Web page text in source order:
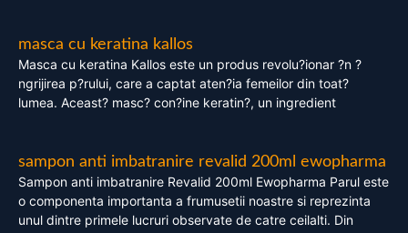
masca cu keratina kallos
Masca cu keratina Kallos este un produs revolu?ionar ?n ?
ngrijirea p?rului, care a captat aten?ia femeilor din toat?
lumea. Aceast? masc? con?ine keratin?, un ingredient
sampon anti imbatranire revalid 200ml ewopharma
Sampon anti imbatranire Revalid 200ml Ewopharma Parul este
o componenta importanta a frumusetii noastre si reprezinta
unul dintre primele lucruri observate de catre ceilalti. Din